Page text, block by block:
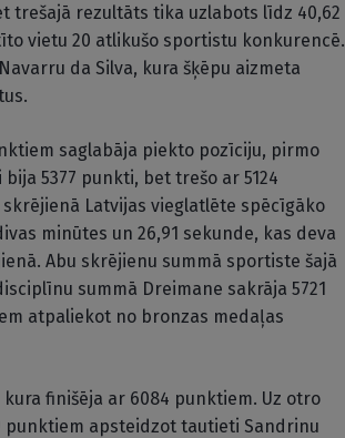
trešajā rezultāts tika uzlabots līdz 40,62
vietu 20 atlikušo sportistu konkurencē.
da Silva, kura šķēpu aizmeta
saglabāja piekto pozīciju, pirmo
5377 punkti, bet trešo ar 5124
Latvijas vieglatlēte spēcīgāko
minūtes un 26,91 sekunde, kas deva
Abu skrējienu summā sportiste šajā
summā Dreimane sakrāja 5721
atpaliekot no bronzas medaļas
finišēja ar 6084 punktiem. Uz otro
punktiem apsteidzot tautieti Sandrinu